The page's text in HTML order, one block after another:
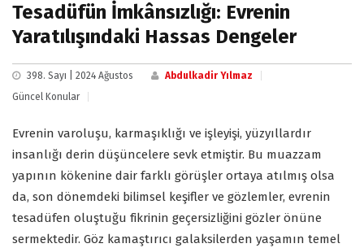
Tesadüfün İmkânsızlığı: Evrenin
Yaratılışındaki Hassas Dengeler
398. Sayı | 2024 Ağustos
Abdulkadir Yılmaz
Güncel Konular
Evrenin varoluşu, karmaşıklığı ve işleyişi, yüzyıllardır
insanlığı derin düşüncelere sevk etmiştir. Bu muazzam
yapının kökenine dair farklı görüşler ortaya atılmış olsa
da, son dönemdeki bilimsel keşifler ve gözlemler, evrenin
tesadüfen oluştuğu fikrinin geçersizliğini gözler önüne
sermektedir. Göz kamaştırıcı galaksilerden yaşamın temel